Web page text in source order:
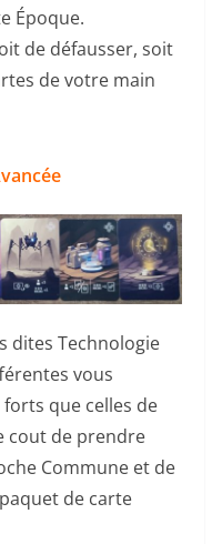
Époque.
de défausser, soit
de votre main
dites Technologie
vous
que celles de
cout de prendre
Commune et de
de carte